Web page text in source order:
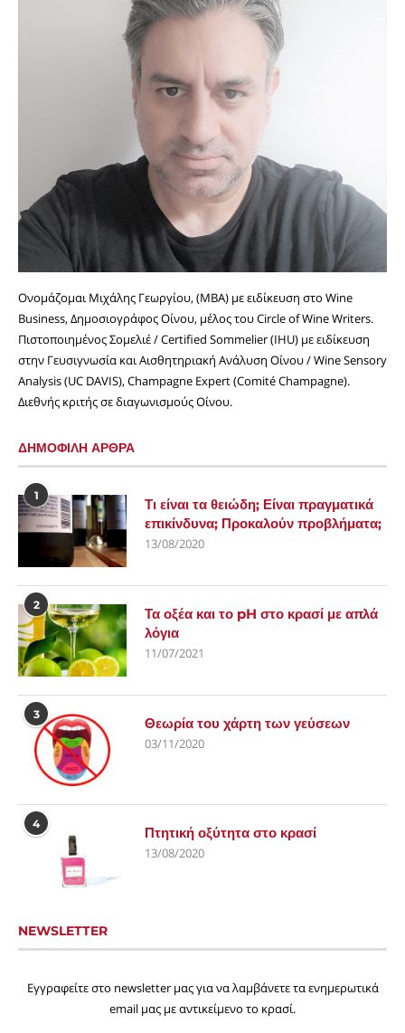
Ονομάζομαι Μιχάλης Γεωργίου, (MBA) με ειδίκευση στο Wine
Business, Δημοσιογράφος Οίνου, μέλος του Circle of Wine Writers.
Πιστοποιημένος Σομελιέ / Certified Sommelier (IHU) με ειδίκευση
στην Γευσιγνωσία και Αισθητηριακή Ανάλυση Οίνου / Wine Sensory
Analysis (UC DAVIS), Champagne Expert (Comité Champagne).
Διεθνής κριτής σε διαγωνισμούς Οίνου.
ΔΗΜΟΦΙΛΗ ΑΡΘΡΑ
1
Τι είναι τα θειώδη; Είναι πραγματικά
επικίνδυνα; Προκαλούν προβλήματα;
13/08/2020
2
Τα οξέα και το pH στο κρασί με απλά
λόγια
11/07/2021
3 Θεωρία του χάρτη των γεύσεων
03/11/2020
4 Πτητική οξύτητα στο κρασί
13/08/2020
NEWSLETTER
Εγγραφείτε στο newsletter μας για να λαμβάνετε τα ενημερωτικά
email μας με αντικείμενο το κρασί.